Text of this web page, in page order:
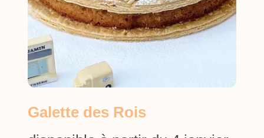
Galette des Rois